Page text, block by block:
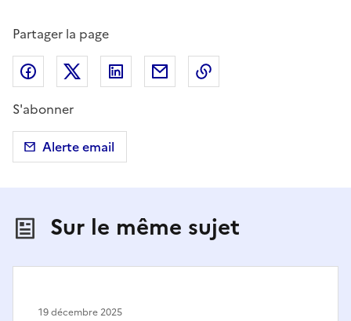
Partager la page
Partager sur Facebook
Partager sur X (anciennement Twitter)
Partager sur LinkedIn
Partager par email
S'abonner
Alerte email
Sur le même sujet
19 décembre 2025